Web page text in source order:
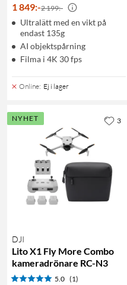
1 849:-2 199:-
Ultralätt med en vikt på
endast 135g
AI objektspårning
Filma i 4K 30 fps
Online: Ej i lager
NYHET
DJI
Lito X1 Fly More Combo
kameradrönare RC-N3
5.0 (1)
3